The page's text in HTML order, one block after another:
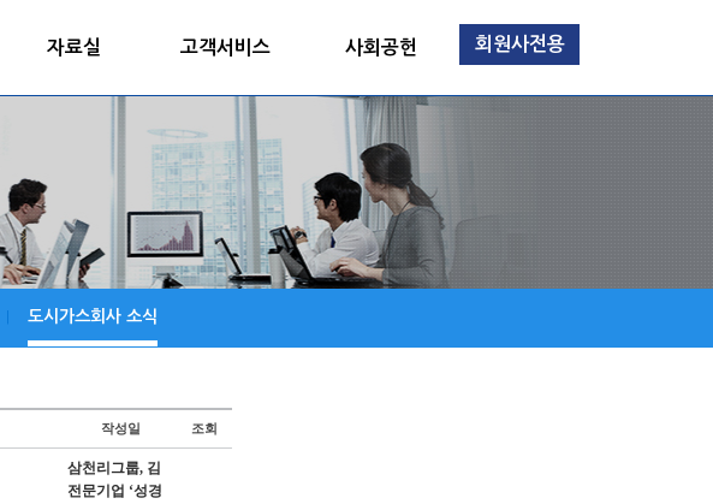
자료실 고객서비스 사회공헌 회원사전용
도시가스회사 소식
작성일 조회
삼천리그룹, 김
전문기업 ‘성경